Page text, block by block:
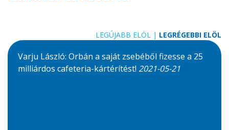
LEGÚJABB ELÖL | LEGRÉGEBBI ELÖL
Varju László: Orbán a saját zsebéből fizesse a 25
milliárdos cafeteria-kártérítést! 2021-05-21